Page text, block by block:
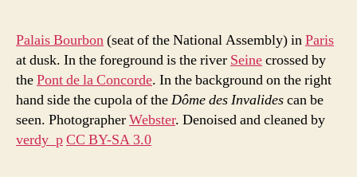
Palais Bourbon(seat of the National Assembly) inParis
at dusk. In the foreground is the river Seinecrossed by
thePont de la Concorde. In the background on the right
hand side the cupola of theDôme des Invalidescan be
seen. PhotographerWebster. Denoised and cleaned by
verdy_pCC BY-SA 3.0